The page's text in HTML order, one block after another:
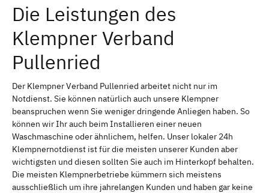
Die Leistungen des
Klempner Verband
Pullenried
Der Klempner Verband Pullenried arbeitet nicht nur im
Notdienst. Sie können natürlich auch unsere Klempner
beanspruchen wenn Sie weniger dringende Anliegen haben. So
können wir Ihr auch beim Installieren einer neuen
Waschmaschine oder ähnlichem, helfen. Unser lokaler 24h
Klempnernotdienst ist für die meisten unserer Kunden aber
wichtigsten und diesen sollten Sie auch im Hinterkopf behalten.
Die meisten Klempnerbetriebe kümmern sich meistens
ausschließlich um ihre jahrelangen Kunden und haben gar keine